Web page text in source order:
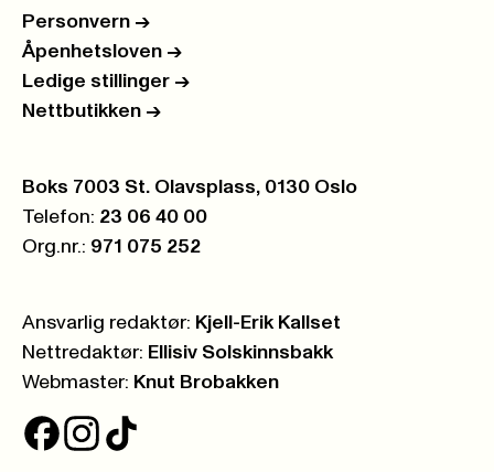
Personvern ->
Åpenhetsloven ->
Ledige stillinger ->
Nettbutikken ->
Postboks:
Boks 7003 St. Olavsplass, 0130 Oslo
Telefon: 23 06 40 00
Org.nr.: 971 075 252
Ansvarlig redaktør: Kjell-Erik Kallset
Nettredaktør: Ellisiv Solskinnsbakk
Webmaster: Knut Brobakken